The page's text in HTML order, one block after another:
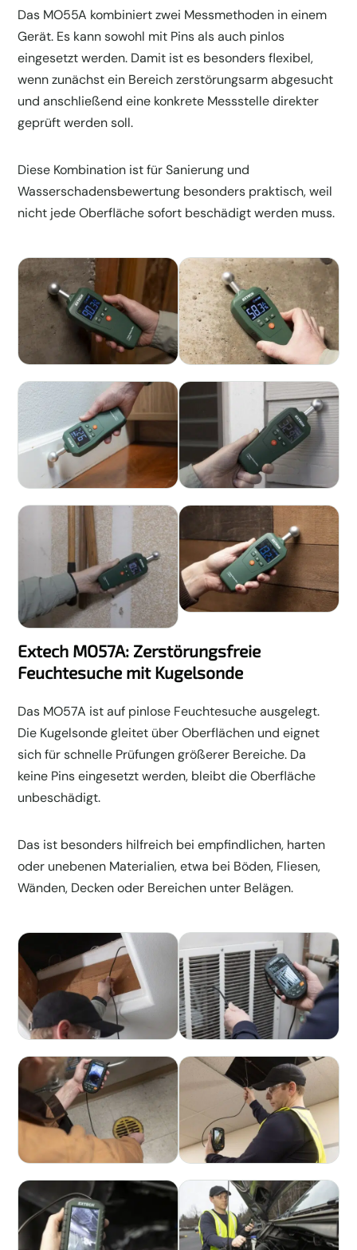
Das MO55A kombiniert zwei Messmethoden in einem
Gerät. Es kann sowohl mit Pins als auch pinlos
eingesetzt werden. Damit ist es besonders flexibel,
wenn zunächst ein Bereich zerstörungsarm abgesucht
und anschließend eine konkrete Messstelle direkter
geprüft werden soll.
Diese Kombination ist für Sanierung und
Wasserschadensbewertung besonders praktisch, weil
nicht jede Oberfläche sofort beschädigt werden muss.
Extech MO57A: Zerstörungsfreie
Feuchtesuche mit Kugelsonde
Das MO57A ist auf pinlose Feuchtesuche ausgelegt.
Die Kugelsonde gleitet über Oberflächen und eignet
sich für schnelle Prüfungen größerer Bereiche. Da
keine Pins eingesetzt werden, bleibt die Oberfläche
unbeschädigt.
Das ist besonders hilfreich bei empfindlichen, harten
oder unebenen Materialien, etwa bei Böden, Fliesen,
Wänden, Decken oder Bereichen unter Belägen.